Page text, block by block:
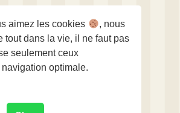
aimez les cookies
, nous
tout dans la vie, il ne faut pas
seulement ceux
optimale.